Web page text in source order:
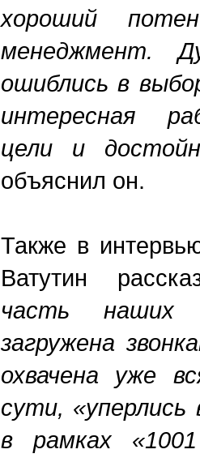
хороший
менеджмент.
ошиблись в
интересная
цели и
объяснил он.
Также в
Ватутин
часть наших
загружена
охвачена уже
сути,
в рамках